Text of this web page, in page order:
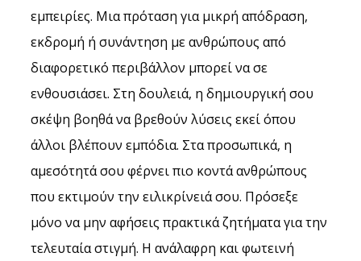
εμπειρίες. Μια πρόταση για μικρή απόδραση,
εκδρομή ή συνάντηση με ανθρώπους από
διαφορετικό περιβάλλον μπορεί να σε
ενθουσιάσει. Στη δουλειά, η δημιουργική σου
σκέψη βοηθά να βρεθούν λύσεις εκεί όπου
άλλοι βλέπουν εμπόδια. Στα προσωπικά, η
αμεσότητά σου φέρνει πιο κοντά ανθρώπους
που εκτιμούν την ειλικρίνειά σου. Πρόσεξε
μόνο να μην αφήσεις πρακτικά ζητήματα για την
τελευταία στιγμή. Η ανάλαφρη και φωτεινή